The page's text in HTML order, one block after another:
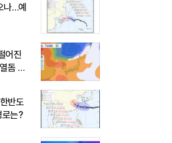
나…예
어진
돔 박
반도
는?